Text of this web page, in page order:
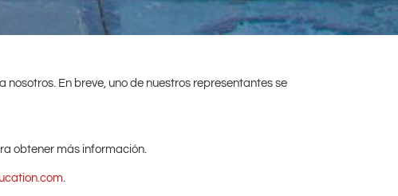
En breve, uno de nuestros representantes se
obtener más información.
.